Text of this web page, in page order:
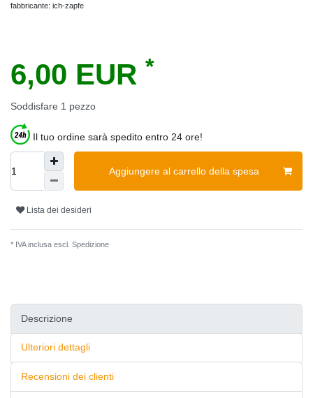
fabbricante: ich-zapfe
6,00 EUR *
Soddisfare 1 pezzo
Il tuo ordine sarà spedito entro 24 ore!
Aggiungere al carrello della spesa
Lista dei desideri
* IVA inclusa escl. Spedizione
Descrizione
Ulteriori dettagli
Recensioni dei clienti